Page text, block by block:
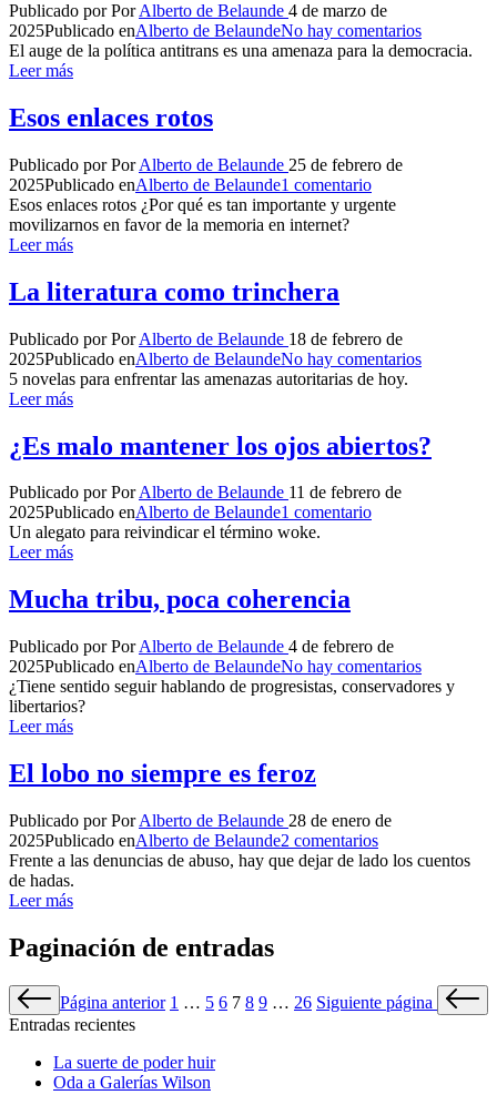
Publicado por PorAlberto de Belaunde 4 de marzo de
2025Publicado enAlberto de BelaundeNo hay comentarios
El auge de la política antitrans es una amenaza para la democracia.
Leer más
Esos enlaces rotos
Publicado por PorAlberto de Belaunde 25 de febrero de
2025Publicado enAlberto de Belaunde1 comentario
Esos enlaces rotos ¿Por qué es tan importante y urgente
movilizarnos en favor de la memoria en internet?
Leer más
La literatura como trinchera
Publicado por PorAlberto de Belaunde 18 de febrero de
2025Publicado enAlberto de BelaundeNo hay comentarios
5 novelas para enfrentar las amenazas autoritarias de hoy.
Leer más
¿Es malo mantener los ojos abiertos?
Publicado por PorAlberto de Belaunde 11 de febrero de
2025Publicado enAlberto de Belaunde1 comentario
Un alegato para reivindicar el término woke.
Leer más
Mucha tribu, poca coherencia
Publicado por PorAlberto de Belaunde 4 de febrero de
2025Publicado enAlberto de BelaundeNo hay comentarios
¿Tiene sentido seguir hablando de progresistas, conservadores y
libertarios?
Leer más
El lobo no siempre es feroz
Publicado por PorAlberto de Belaunde 28 de enero de
2025Publicado enAlberto de Belaunde2 comentarios
Frente a las denuncias de abuso, hay que dejar de lado los cuentos
de hadas.
Leer más
Paginación de entradas
Página anterior 1 … 5 6 7 8 9 … 26 Siguiente página
Entradas recientes
La suerte de poder huir
Oda a Galerías Wilson